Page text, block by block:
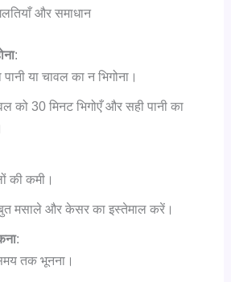
और समाधान
:
पानी या चावल का न भिगोना।
को 30 मिनट भिगोएँ और सही पानी का
की कमी।
मसाले और केसर का इस्तेमाल करें।
:
तक भूनना।